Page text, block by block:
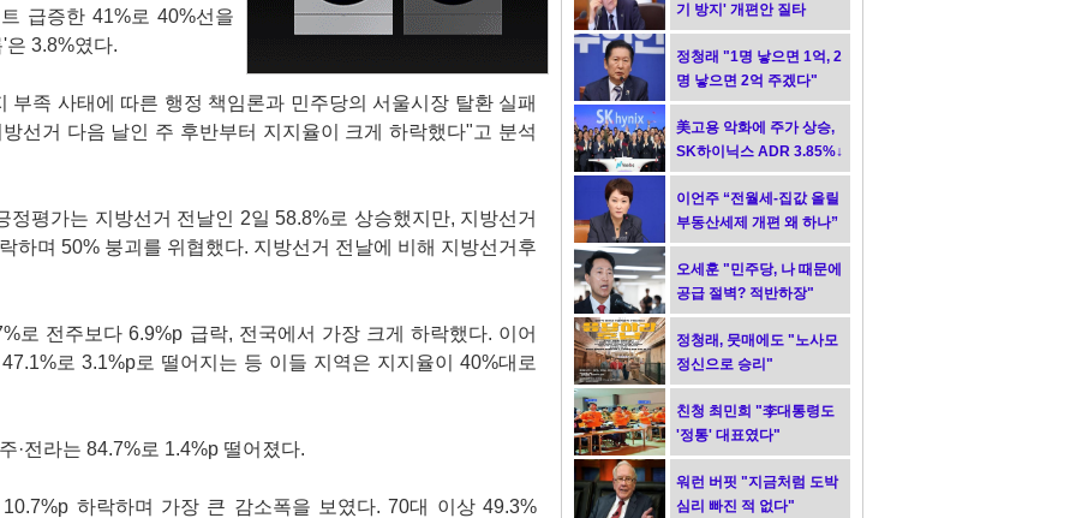
급증한 41%로 40%선을
은 3.8%였다.
부족 사태에 따른 행정 책임론과 민주당의 서울시장 탈환 실패
선거 다음 날인 주 후반부터 지지율이 크게 하락했다"고 분석
평가는 지방선거 전날인 2일 58.8%로 상승했지만, 지방선거
하며 50% 붕괴를 위협했다. 지방선거 전날에 비해 지방선거후
로 전주보다 6.9%p 급락, 전국에서 가장 크게 하락했다. 이어
로 3.1%p로 떨어지는 등 이들 지역은 지지율이 40%대로
·전라는 84.7%로 1.4%p 떨어졌다.
하락하며 가장 큰 감소폭을 보였다. 70대 이상 49.3%
기 방지' 개편안 질타
정청래 "1명 낳으면 1억, 2
명 낳으면 2억 주겠다"
美고용 악화에 주가 상승,
SK하이닉스 ADR 3.85%↓
이언주 “전월세-집값 올릴
부동산세제 개편 왜 하나”
오세훈 "민주당, 나 때문에
공급 절벽? 적반하장"
정청래, 뭇매에도 "노사모
정신으로 승리"
친청 최민희 "李대통령도
'정통' 대표였다"
워런 버핏 "지금처럼 도박
심리 빠진 적 없다"